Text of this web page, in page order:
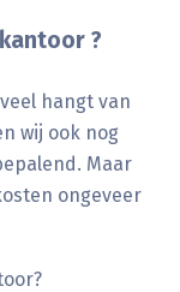
?
hangt van
wij ook nog
Maar
ongeveer